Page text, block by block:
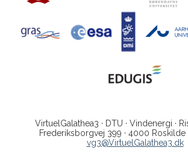
VirtuelGalathea3 · DTU · Vindenergi ·
Frederiksborgvej 399 · 4000 Roskilde
vg3@VirtuelGalathea3.dk